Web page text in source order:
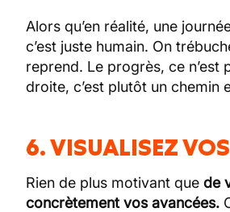
Alors qu’en réalité, une
c’est juste humain. On
reprend. Le progrès, ce n’est
droite, c’est plutôt un chemin
6. VISUALISEZ
Rien de plus motivant que de
concrètement vos avancées.